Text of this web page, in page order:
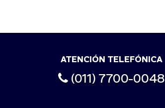
ATENCIÓN TELEFÓNICA
(011) 7700-0048